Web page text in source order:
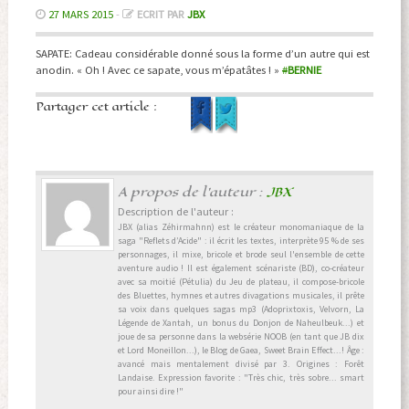
27 MARS 2015- ECRIT PAR JBX
SAPATE: Cadeau considérable donné sous la forme d’un autre qui est
anodin. « Oh ! Avec ce sapate, vous m’épatâtes ! » #BERNIE
Partager cet article :
A propos de l'auteur :JBX
Description de l'auteur :
JBX (alias Zéhirmahnn) est le créateur monomaniaque de la
saga "Reflets d’Acide" : il écrit les textes, interprète 95 % de ses
personnages, il mixe, bricole et brode seul l'ensemble de cette
aventure audio ! Il est également scénariste (BD), co-créateur
avec sa moitié (Pétulia) du Jeu de plateau, il compose-bricole
des Bluettes, hymnes et autres divagations musicales, il prête
sa voix dans quelques sagas mp3 (Adoprixtoxis, Velvorn, La
Légende de Xantah, un bonus du Donjon de Naheulbeuk...) et
joue de sa personne dans la websérie NOOB (en tant que JB dix
et Lord Moneillon...), le Blog de Gaea, Sweet Brain Effect...! Âge :
avancé mais mentalement divisé par 3. Origines : Forêt
Landaise. Expression favorite : "Très chic, très sobre... smart
pour ainsi dire !"